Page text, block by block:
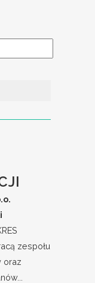
zespołu
oraz